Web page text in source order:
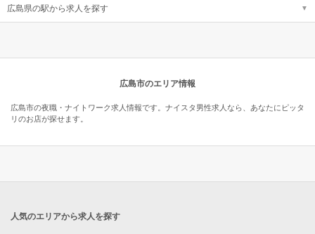
広島県の駅から求人を探す
広島市のエリア情報
広島市の夜職・ナイトワーク求人情報です。ナイスタ男性求人なら、あなたにピッタ
リのお店が探せます。
人気のエリアから求人を探す